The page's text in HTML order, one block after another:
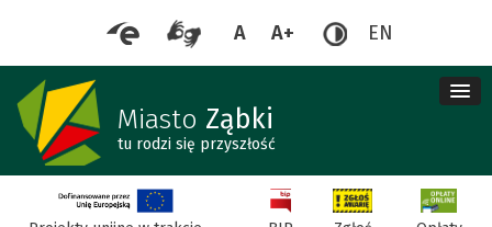
A A+ EN
Miasto Ząbki
tu rodzi się przyszłość